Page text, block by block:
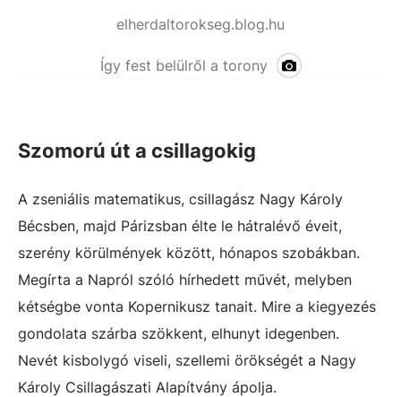
elherdaltorokseg.blog.hu
Így fest belülről a torony
Szomorú út a csillagokig
A zseniális matematikus, csillagász Nagy Károly
Bécsben, majd Párizsban élte le hátralévő éveit,
szerény körülmények között, hónapos szobákban.
Megírta a Napról szóló hírhedett művét, melyben
kétségbe vonta Kopernikusz tanait. Mire a kiegyezés
gondolata szárba szökkent, elhunyt idegenben.
Nevét kisbolygó viseli, szellemi örökségét a Nagy
Károly Csillagászati Alapítvány ápolja.